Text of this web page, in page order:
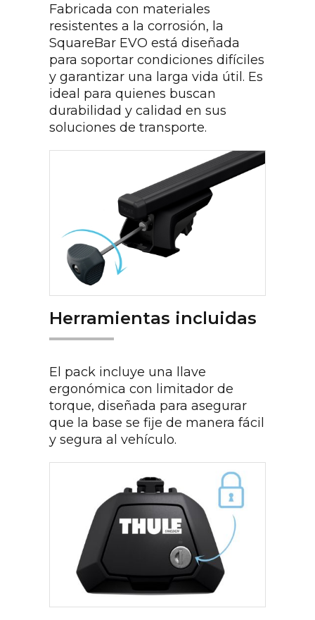
Fabricada con materiales
resistentes a la corrosión, la
SquareBar EVO está diseñada
para soportar condiciones difíciles
y garantizar una larga vida útil. Es
ideal para quienes buscan
durabilidad y calidad en sus
soluciones de transporte.
Herramientas incluidas
El pack incluye una llave
ergonómica con limitador de
torque, diseñada para asegurar
que la base se fije de manera fácil
y segura al vehículo.